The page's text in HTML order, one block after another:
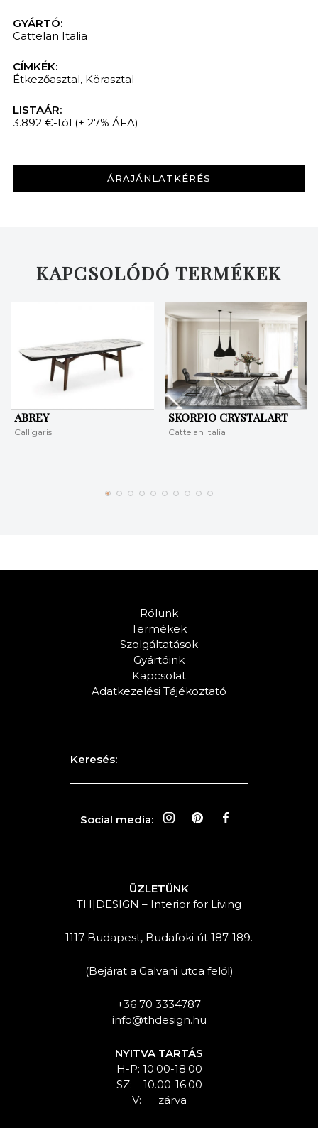
GYÁRTÓ:
Cattelan Italia
CÍMKÉK:
Étkezőasztal, Körasztal
LISTAÁR:
3.892 €-tól (+ 27% ÁFA)
ÁRAJÁNLATKÉRÉS
KAPCSOLÓDÓ TERMÉKEK
ABREY
Calligaris
SKORPIO CRYSTALART
Cattelan Italia
Rólunk
Termékek
Szolgáltatások
Gyártóink
Kapcsolat
Adatkezelési Tájékoztató
Keresés:
Social media:
ÜZLETÜNK
TH|DESIGN – Interior for Living
1117 Budapest, Budafoki út 187-189.
(Bejárat a Galvani utca felől)
+36 70 3334787
info@thdesign.hu
NYITVA TARTÁS
H-P: 10.00-18.00
SZ: 10.00-16.00
V: zárva